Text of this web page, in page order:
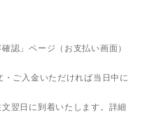
認」ページ（お支払い画面）
・ご入金いただければ当日中に
翌日に到着いたします。詳細